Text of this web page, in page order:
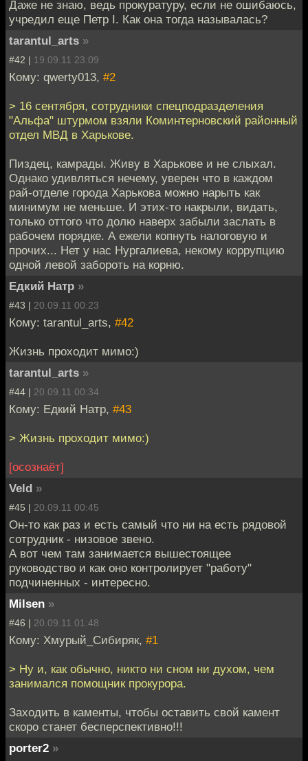
Даже не знаю, ведь прокуратуру, если не ошибаюсь,
учредил еще Петр I. Как она тогда называлась?
tarantul_arts »
#42 | 19.09.11 23:09
Кому: qwerty013, #2
> 16 сентября, сотрудники спецподразделения
"Альфа" штурмом взяли Коминтерновский районный
отдел МВД в Харькове.
Пиздец, камрады. Живу в Харькове и не слыхал.
Однако удивляться нечему, уверен что в каждом
рай-отделе города Харькова можно нарыть как
минимум не меньше. И этих-то накрыли, видать,
только оттого что долю наверх забыли заслать в
рабочем порядке. А ежели копнуть налоговую и
прочих... Нет у нас Нургалиева, некому коррупцию
одной левой забороть на корню.
Едкий Натр »
#43 | 20.09.11 00:23
Кому: tarantul_arts, #42
Жизнь проходит мимо:)
tarantul_arts »
#44 | 20.09.11 00:34
Кому: Едкий Натр, #43
> Жизнь проходит мимо:)
[осознаёт]
Veld »
#45 | 20.09.11 00:45
Он-то как раз и есть самый что ни на есть рядовой
сотрудник - низовое звено.
А вот чем там занимается вышестоящее
руководство и как оно контролирует "работу"
подчиненных - интересно.
Milsen »
#46 | 20.09.11 01:48
Кому: Хмурый_Сибиряк, #1
> Ну и, как обычно, никто ни сном ни духом, чем
занимался помощник прокурора.
Заходить в каменты, чтобы оставить свой камент
скоро станет бесперспективно!!!
porter2 »